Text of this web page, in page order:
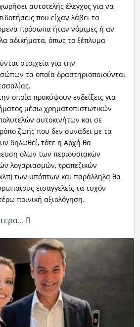
αυτοτελής έλεγχος για να
που είχαν λάβει τα
πρόσωπα ήταν νόμιμες ή αν
αδικήματα, όπως το ξέπλυμα
στοιχεία για την
τα οποία δραστηριοποιούνται
οποία προκύψουν ενδείξεις για
μέσω χρηματοπιστωτικών
αυτοκινήτων και σε
ζωής που δεν συνάδει με τα
δηλωθεί, τότε η Αρχή θα
όλων των περιουσιακών
λογαριασμών, τραπεζικών
των υπόπτων και παράλληλα θα
εισαγγελείς τα τυχόν
ποινική αξιολόγηση.